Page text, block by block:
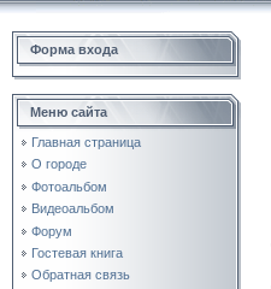
Форма входа
Меню сайта
Главная страница
О городе
Фотоальбом
Видеоальбом
Форум
Гостевая книга
Обратная связь